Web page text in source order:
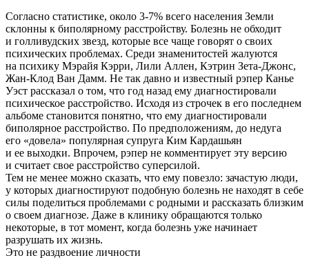
Согласно статистике, около 3-7% всего населения Земли
склонны к биполярному расстройству. Болезнь не обходит
и голливудских звезд, которые все чаще говорят о своих
психических проблемах. Среди знаменитостей жалуются
на психику Мэрайя Кэрри, Лили Аллен, Кэтрин Зета-Джонс,
Жан-Клод Ван Дамм. Не так давно и известный рэпер Канье
Уэст рассказал о том, что год назад ему диагностировали
психическое расстройство. Исходя из строчек в его последнем
альбоме становится понятно, что ему диагностировали
биполярное расстройство. По предположениям, до недуга
его «довела» популярная супруга Ким Кардашьян
и ее выходки. Впрочем, рэпер не комментирует эту версию
и считает свое расстройство суперсилой.
Тем не менее можно сказать, что ему повезло: зачастую люди,
у которых диагностируют подобную болезнь не находят в себе
силы поделиться проблемами с родными и рассказать близким
о своем диагнозе. Даже в клинику обращаются только
некоторые, в тот момент, когда болезнь уже начинает
разрушать их жизнь.
Это не раздвоение личности